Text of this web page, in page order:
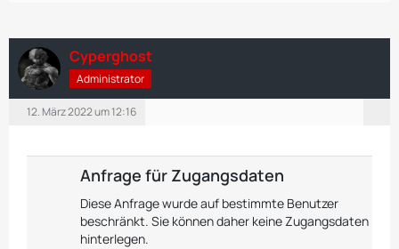
Cyperghost
Administrator
12. März 2022 um 12:16
Anfrage für Zugangsdaten
Diese Anfrage wurde auf bestimmte Benutzer
beschränkt. Sie können daher keine Zugangsdaten
hinterlegen.